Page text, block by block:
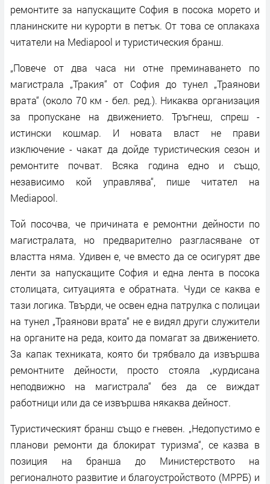
ремонтите за напускащите София в посока морето и
планинските ни курорти в петък. От това се оплакаха
читатели на Mediapool и туристическия бранш.
„Повече от два часа ни отне преминаването по
магистрала „Тракия“ от София до тунел „Траянови
врата“ (около 70 км - бел. ред.). Никаква организация
за пропускане на движението. Тръгнеш, спреш -
истински кошмар. И новата власт не прави
изключение - чакат да дойде туристическия сезон и
ремонтите почват. Всяка година едно и също,
независимо кой управлява“, пише читател на
Mediapool.
Той посочва, че причината е ремонтни дейности по
магистралата, но предварително разгласяване от
властта няма. Удивен е, че вместо да се осигурят две
ленти за напускащите София и една лента в посока
столицата, ситуацията е обратната. Чуди се каква е
тази логика. Твърди, че освен една патрулка с полицаи
на тунел „Траянови врата“ не е видял други служители
на органите на реда, които да помагат за движението.
За капак техниката, която би трябвало да извършва
ремонтните дейности, просто стояла „курдисана
неподвижно на магистрала“ без да се виждат
работници или да се извършва някаква дейност.
Туристическият бранш също е гневен. „Недопустимо е
планови ремонти да блокират туризма“, се казва в
позиция на бранша до Министерството на
регионалното развитие и благоустройството (МРРБ) и